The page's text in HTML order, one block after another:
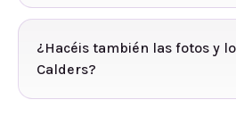
¿Hacéis también las fotos y
Calders?